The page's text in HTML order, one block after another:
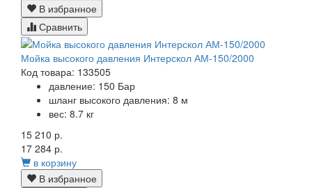
В избранное
Сравнить
Мойка высокого давления Интерскол АМ-150/2000
Код товара: 133505
давление: 150 Бар
шланг высокого давления: 8 м
вес: 8.7 кг
15 210 р.
17 284 р.
в корзину
В избранное